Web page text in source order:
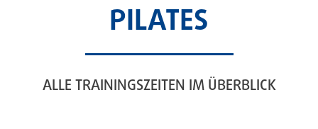
PILATES
ALLE TRAININGSZEITEN IM ÜBERBLICK